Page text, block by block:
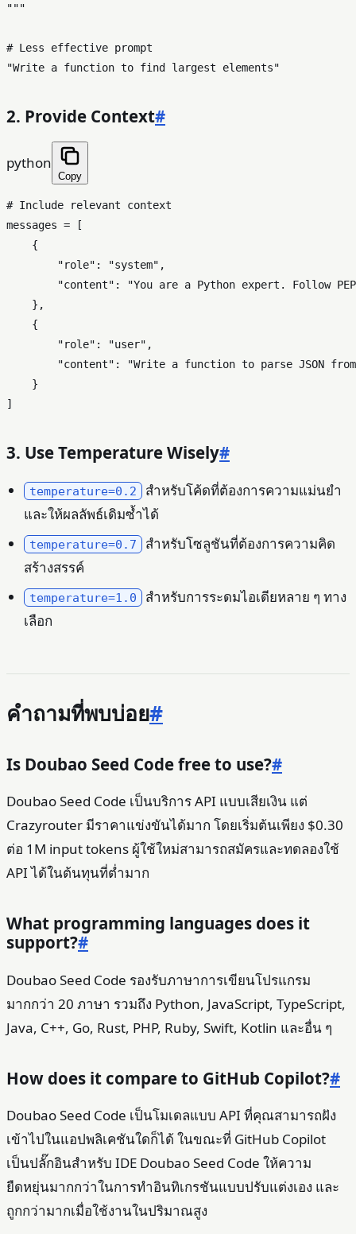
"""
# Less effective prompt
"Write a function to find largest elements"
2. Provide Context#
python
Copy
# Include relevant context
messages = [
    {
"role" : "system" ,
"content" :
"You are a Python expert. Follow
    },
    {
"role" : "user" ,
"content" :
"Write a function to parse JSON
    }
3. Use Temperature Wisely#
temperature=0.2 สำหรับโค้ดที่ต้องการความแม่นยำ
และให้ผลลัพธ์เดิมซ้ำได้
temperature=0.7 สำหรับโซลูชันที่ต้องการความคิด
สร้างสรรค์
temperature=1.0 สำหรับการระดมไอเดียหลาย ๆ ทาง
เลือก
คำถามที่พบบ่อย#
Is Doubao Seed Code free to use?#
Doubao Seed Code เป็นบริการ API แบบเสียเงิน แต่
Crazyrouter มีราคาแข่งขันได้มาก โดยเริ่มต้นเพียง $0.30
ต่อ 1M input tokens ผู้ใช้ใหม่สามารถสมัครและทดลองใช้
API ได้ในต้นทุนที่ต่ำมาก
What programming languages does it
support?#
Doubao Seed Code รองรับภาษาการเขียนโปรแกรม
มากกว่า 20 ภาษา รวมถึง Python, JavaScript, TypeScript,
Java, C++, Go, Rust, PHP, Ruby, Swift, Kotlin และอื่น ๆ
How does it compare to GitHub Copilot?#
Doubao Seed Code เป็นโมเดลแบบ API ที่คุณสามารถฝัง
เข้าไปในแอปพลิเคชันใดก็ได้ ในขณะที่ GitHub Copilot
เป็นปลั๊กอินสำหรับ IDE Doubao Seed Code ให้ความ
ยืดหยุ่นมากกว่าในการทำอินทิเกรชันแบบปรับแต่งเอง และ
ถูกกว่ามากเมื่อใช้งานในปริมาณสูง